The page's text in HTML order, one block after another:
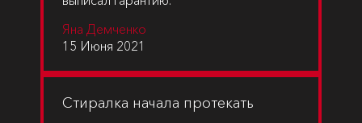
Яна Демченко
15 Июня 2021
Стиралка начала протекать